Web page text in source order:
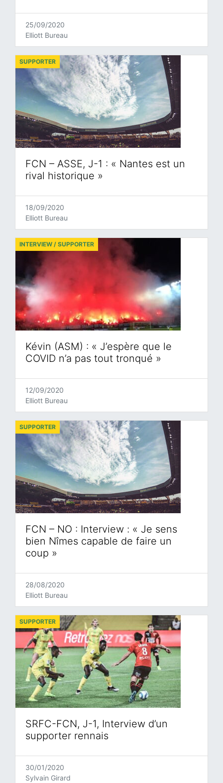
25/09/2020
Elliott Bureau
FCN – ASSE, J-1 : « Nantes est un
rival historique »
SUPPORTER
18/09/2020
Elliott Bureau
Kévin (ASM) : « J’espère que le
COVID n’a pas tout tronqué »
INTERVIEW / SUPPORTER
12/09/2020
Elliott Bureau
FCN – NO : Interview : « Je sens
bien Nîmes capable de faire un
coup »
SUPPORTER
28/08/2020
Elliott Bureau
SRFC-FCN, J-1, Interview d’un
supporter rennais
SUPPORTER
30/01/2020
Sylvain Girard